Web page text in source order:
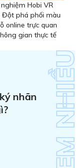
Hobi VR
Đột phá phối màu
online trực quan
gian thực tế
nhãn